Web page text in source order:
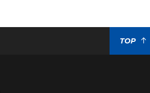
TOP